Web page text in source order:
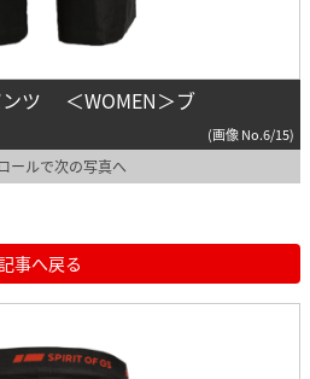
ンツ ＜WOMEN＞ブ
(画像 No.6/15)
ールで次の写真へ
事へ戻る